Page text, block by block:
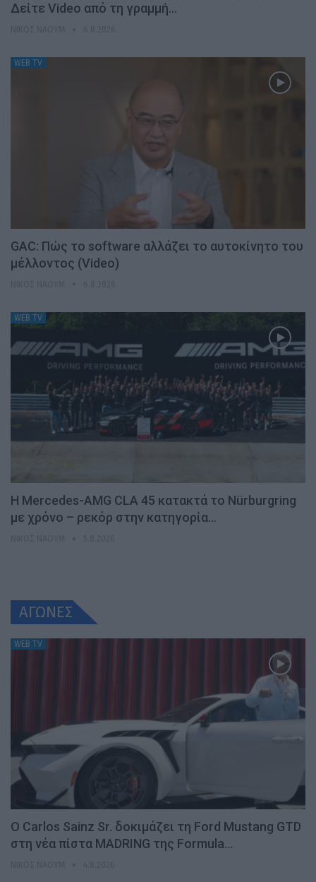
Δείτε Video από τη γραμμή…
WEB TV
GAC: Πώς το software αλλάζει το αυτοκίνητο του
μέλλοντος (Video)
WEB TV
Η Mercedes-AMG CLA 45 κατακτά το Nürburgring
με χρόνο – ρεκόρ στην κατηγορία…
ΑΓΩΝΕΣ
WEB TV
Ο Carlos Sainz Sr. δοκιμάζει τη Ford Mustang GTD
στη νέα πίστα MADRING της Formula…